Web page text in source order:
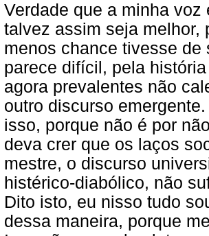
Verdade que a minha
talvez assim seja melhor,
menos chance tivesse de
parece difícil, pela
agora prevalentes não
outro discurso
isso, porque não é por
deva crer que os laços
mestre, o discurso
histérico-diabólico, não
Dito isto, eu nisso tudo
dessa maneira, porque